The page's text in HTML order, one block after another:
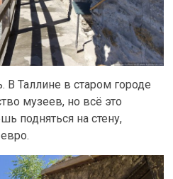
В Таллине в старом городе
музеев, но всё это
подняться на стену,